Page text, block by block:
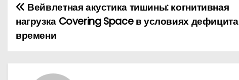
Н
а
Вейвлетная акустика тишины: когнитивная
нагрузка Covering Space в условиях дефицита
времени